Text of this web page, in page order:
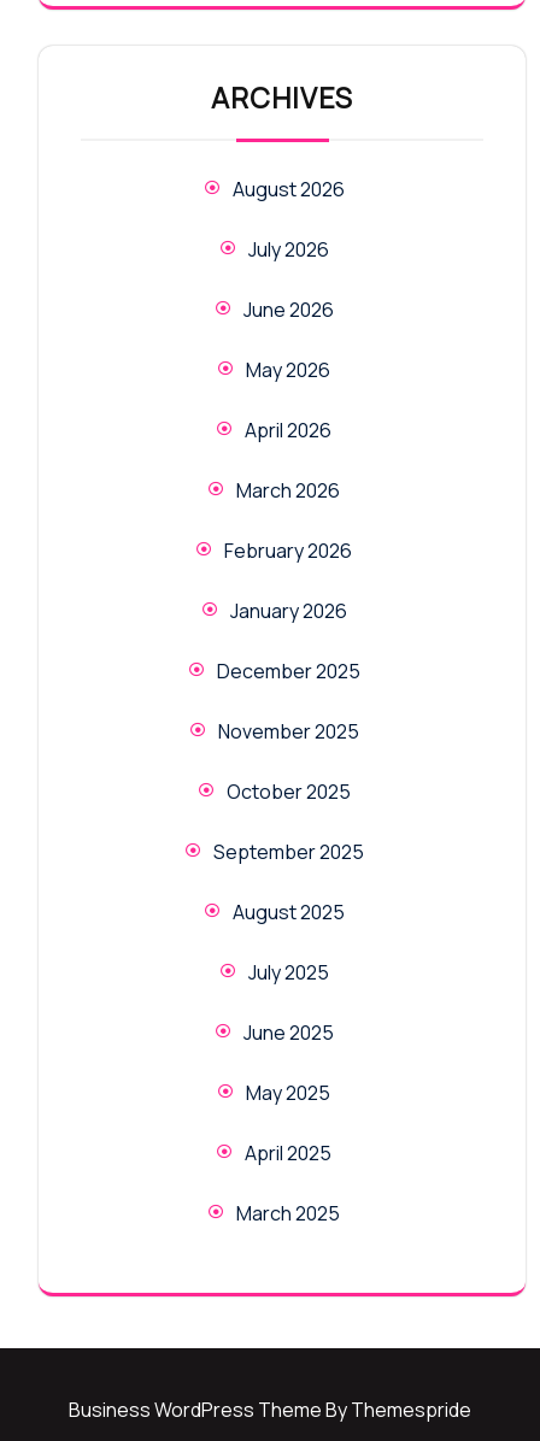
ARCHIVES
August 2026
July 2026
June 2026
May 2026
April 2026
March 2026
February 2026
January 2026
December 2025
November 2025
October 2025
September 2025
August 2025
July 2025
June 2025
May 2025
April 2025
March 2025
Business WordPress ThemeBy Themespride